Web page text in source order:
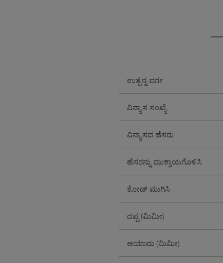
ಉತ್ಪನ್ನ ವರ್ಗ
ವಿನ್ಯಾಸ ಸಂಖ್ಯೆ
ವಿನ್ಯಾಸದ ಹೆಸರು
ಹೆಸರನ್ನು ಮುಕ್ತಾಯಗೊಳಿಸಿ
ಕೋಡ್ ಮುಗಿಸಿ
ದಪ್ಪ (ಮಿಮೀ)
ಆಯಾಮ (ಮಿಮೀ)